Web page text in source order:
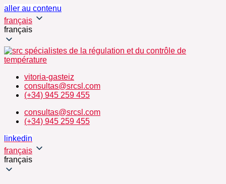
aller au contenu
français
français
vitoria-gasteiz
consultas@srcsl.com
(+34) 945 259 455
consultas@srcsl.com
(+34) 945 259 455
linkedin
français
français